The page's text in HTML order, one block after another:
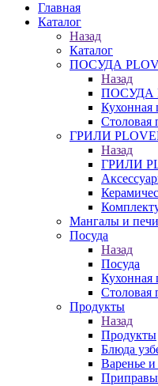
Главная
Каталог
Назад
Каталог
ПОСУДА
Назад
ПОСУДА
Кухонная
Столовая
ГРИЛИ
Назад
ГРИЛИ
Мангалы и
Посуда
Назад
Посуда
Кухонная
Столовая
Продукты
Назад
Продукты
Блюда
Варенье